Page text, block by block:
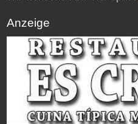
Anzeige